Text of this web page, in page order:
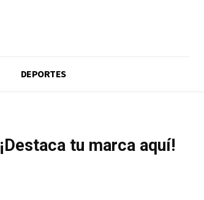
DEPORTES
¡Destaca tu marca aquí!